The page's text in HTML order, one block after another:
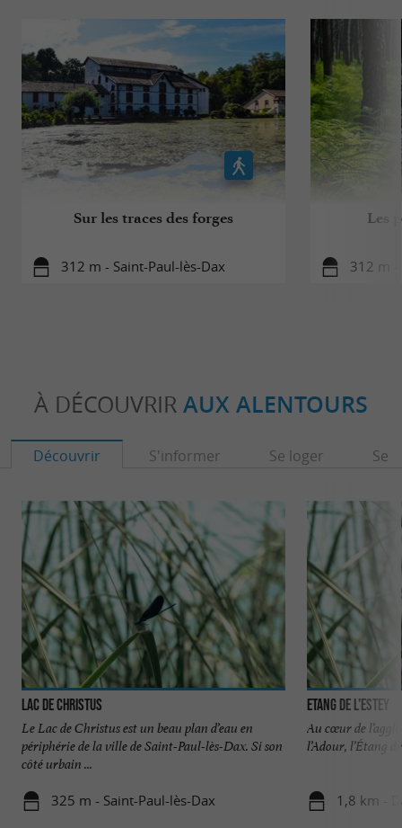
Sur les traces des forges
312 m - Saint-Paul-lès-Dax
Les
312 m -
À DÉCOUVRIR AUX ALENTOURS
Découvrir S'informer Se loger Se
Lac de Christus
Le Lac de Christus est un beau plan d’eau en
périphérie de la ville de Saint-Paul-lès-Dax. Si son
côté urbain ...
325 m - Saint-Paul-lès-Dax
Etang de l’Estey
Au cœur de
l’Adour, l’Étang
1,8 km -